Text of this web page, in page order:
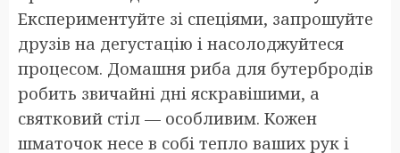
Експериментуйте зі спеціями, запрошуйте
друзів на дегустацію і насолоджуйтеся
процесом. Домашня риба для бутербродів
робить звичайні дні яскравішими, а
святковий стіл — особливим. Кожен
шматочок несе в собі тепло ваших рук і